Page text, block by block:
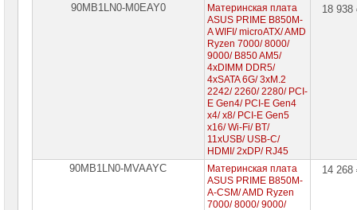
90MB1LN0-M0EAY0
Материнская плата
ASUS PRIME B850M-
A WIFI/ microATX/ AMD
Ryzen 7000/ 8000/
9000/ B850 AM5/
4xDIMM DDR5/
4xSATA 6G/ 3xM.2
2242/ 2260/ 2280/ PCI-
E Gen4/ PCI-E Gen4
x4/ x8/ PCI-E Gen5
x16/ Wi-Fi/ BT/
11xUSB/ USB-C/
HDMI/ 2xDP/ RJ45
18
90MB1LN0-MVAAYC
Материнская плата
ASUS PRIME B850M-
A-CSM/ AMD Ryzen
7000/ 8000/ 9000/
14